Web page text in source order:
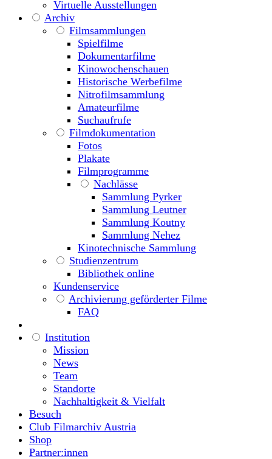
Virtuelle Ausstellungen
Archiv
Filmsammlungen
Spielfilme
Dokumentarfilme
Kinowochenschauen
Historische Werbefilme
Nitrofilmsammlung
Amateurfilme
Suchaufrufe
Filmdokumentation
Fotos
Plakate
Filmprogramme
Nachlässe
Sammlung Pyrker
Sammlung Leutner
Sammlung Koutny
Sammlung Nehez
Kinotechnische Sammlung
Studienzentrum
Bibliothek online
Kundenservice
Archivierung geförderter Filme
FAQ
Institution
Mission
News
Team
Standorte
Nachhaltigkeit & Vielfalt
Besuch
Club Filmarchiv Austria
Shop
Partner:innen